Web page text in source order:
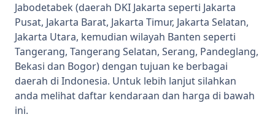
Jabodetabek (daerah DKI Jakarta seperti Jakarta
Pusat, Jakarta Barat, Jakarta Timur, Jakarta Selatan,
Jakarta Utara, kemudian wilayah Banten seperti
Tangerang, Tangerang Selatan, Serang, Pandeglang,
Bekasi dan Bogor) dengan tujuan ke berbagai
daerah di Indonesia. Untuk lebih lanjut silahkan
anda melihat daftar kendaraan dan harga di bawah
ini.